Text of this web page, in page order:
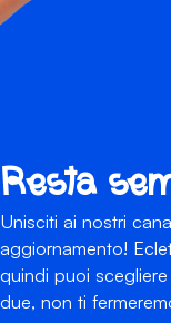
Resta
Unisciti ai nostri
aggiornamento!
quindi puoi
due, non ti